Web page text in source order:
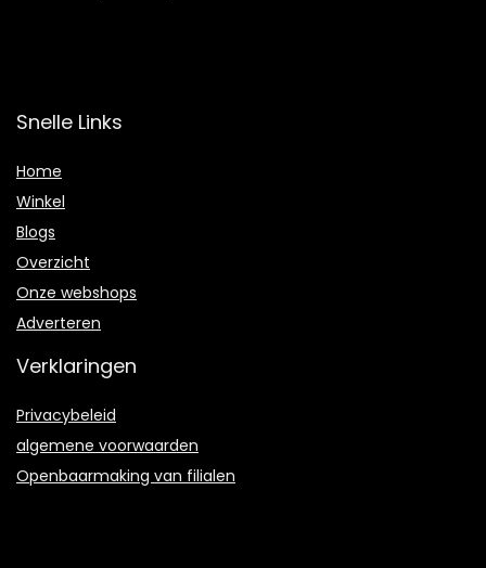
Snelle Links
Home
Winkel
Blogs
Overzicht
Onze webshops
Adverteren
Verklaringen
Privacybeleid
algemene voorwaarden
Openbaarmaking van filialen